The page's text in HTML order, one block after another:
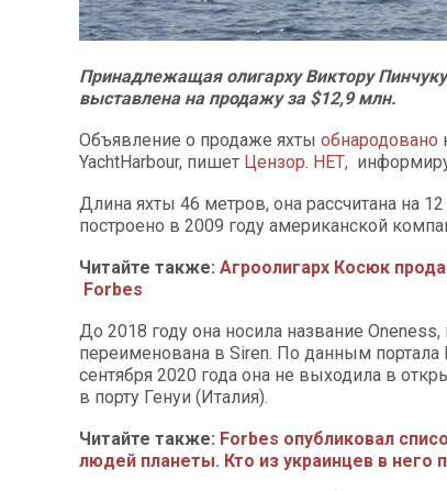
Принадлежащая олигарху Виктору
выставлена на продажу за $12,9 млн.
Объявление о продаже яхты обнародовано
YachtHarbour, пишет Цензор. НЕТ,
Длина яхты 46 метров, она рассчитана на 12
построено в 2009 году американской
Читайте также: Агроолигарх Косюк
Forbes
До 2018 году она носила название
переименована в Siren. По данным портала
сентября 2020 года она не выходила в
в порту Генуи (Италия).
Читайте также: Forbes опубликовал
людей планеты. Кто из украинцев в него